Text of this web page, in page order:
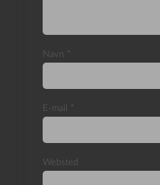
Navn *
E-mail *
Websted